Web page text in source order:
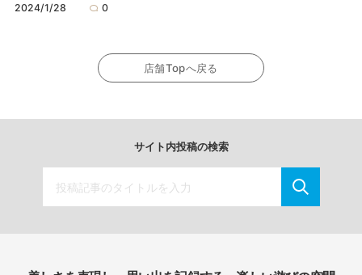
2024/1/28
0
店舗Topへ戻る
サイト内投稿の検索